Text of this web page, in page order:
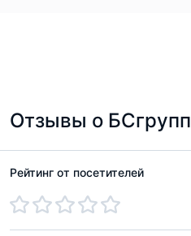
Отзывы о БСгрупп
Рейтинг от посетителей